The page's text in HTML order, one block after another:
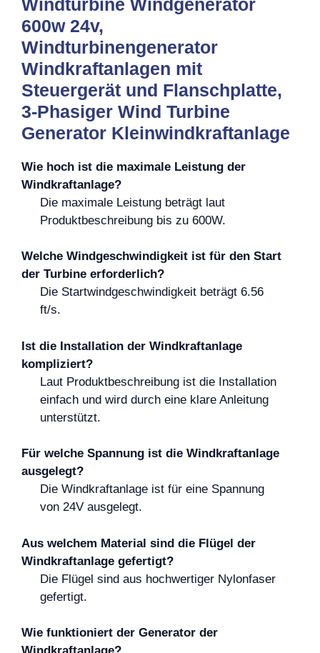
600w 24v,
Windturbinengenerator
Windkraftanlagen mit
Steuergerät und Flanschplatte,
3-Phasiger Wind Turbine
Generator Kleinwindkraftanlage
Wie hoch ist die maximale Leistung der
Windkraftanlage?
Die maximale Leistung beträgt laut
Produktbeschreibung bis zu 600W.
Welche Windgeschwindigkeit ist für den Start
der Turbine erforderlich?
Die Startwindgeschwindigkeit beträgt 6.56
ft/s.
Ist die Installation der Windkraftanlage
kompliziert?
Laut Produktbeschreibung ist die Installation
einfach und wird durch eine klare Anleitung
unterstützt.
Für welche Spannung ist die Windkraftanlage
ausgelegt?
Die Windkraftanlage ist für eine Spannung
von 24V ausgelegt.
Aus welchem Material sind die Flügel der
Windkraftanlage gefertigt?
Die Flügel sind aus hochwertiger Nylonfaser
gefertigt.
Wie funktioniert der Generator der